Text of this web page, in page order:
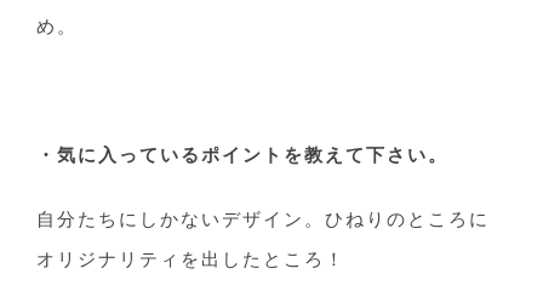
め。
・気に入っているポイントを教えて下さい。
自分たちにしかないデザイン。ひねりのところに
オリジナリティを出したところ！